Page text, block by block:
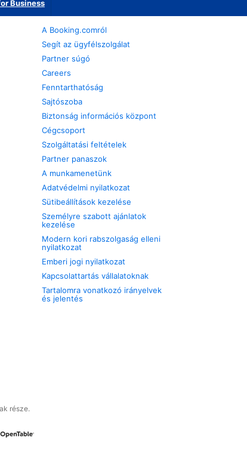
Business
A Booking.comról
Segít az ügyfélszolgálat
Partner súgó
Careers
Fenntarthatóság
Sajtószoba
Biztonság információs központ
Cégcsoport
Szolgáltatási feltételek
Partner panaszok
A munkamenetünk
Adatvédelmi nyilatkozat
Sütibeállítások kezelése
Személyre szabott ajánlatok
kezelése
Modern kori rabszolgaság elleni
nyilatkozat
Emberi jogi nyilatkozat
Kapcsolattartás vállalatoknak
Tartalomra vonatkozó irányelvek
és jelentés
része.